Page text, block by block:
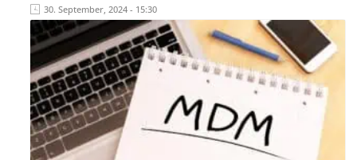
30. September, 2024 - 15:30